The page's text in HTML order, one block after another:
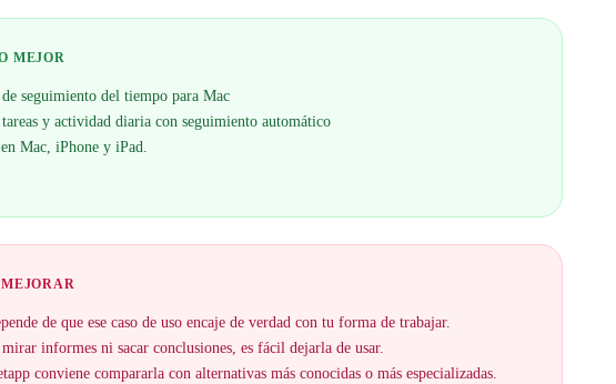
MEJOR
seguimiento del tiempo para Mac
y actividad diaria con seguimiento automático
Mac, iPhone y iPad.
de que ese caso de uso encaje de verdad con tu forma de trabajar.
informes ni sacar conclusiones, es fácil dejarla de usar.
conviene compararla con alternativas más conocidas o más especializadas.